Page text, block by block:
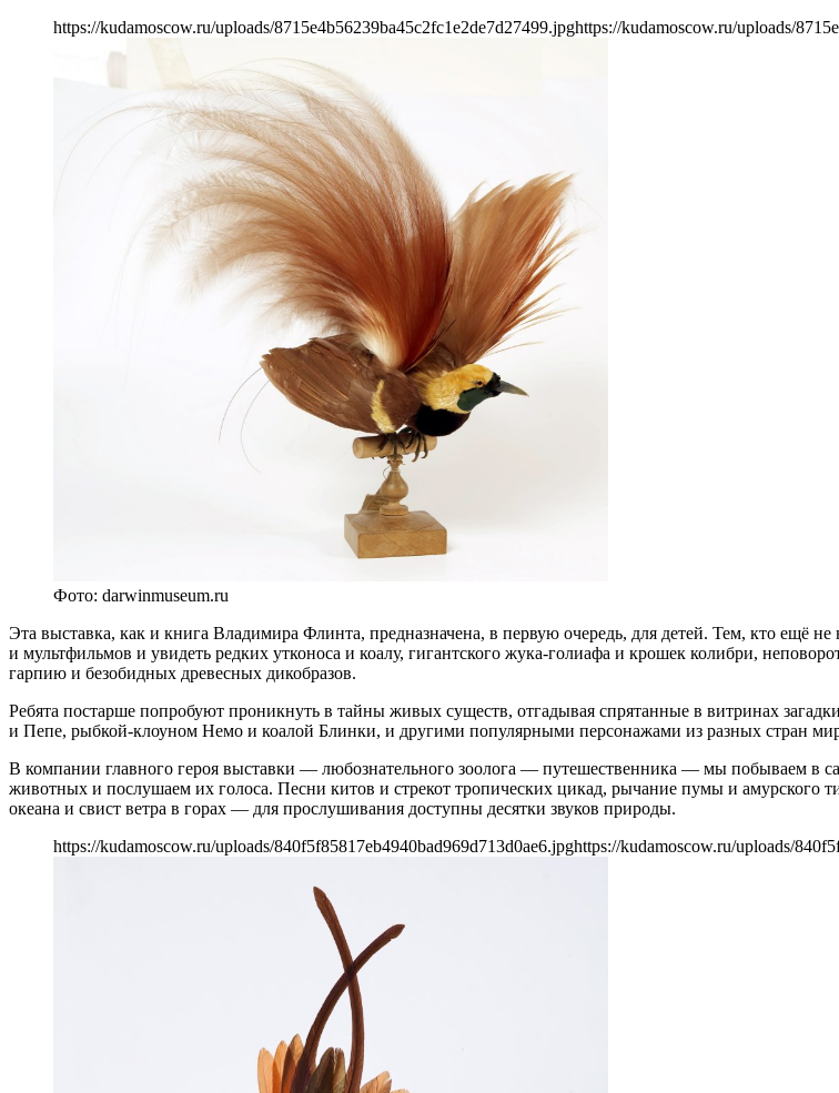
https://kudamoscow.ru/uploads/8715e4b56239ba45c2fc1e2de7d27499.jpghttps://kudamoscow.ru/uploads/
Фото: darwinmuseum.ru
Эта выставка, как и книга Владимира Флинта, предназначена, в первую очередь, для детей. Тем, кто ещё
и мультфильмов и увидеть редких утконоса и коалу, гигантского жука-голиафа и крошек колибри,
гарпию и безобидных древесных дикобразов.
Ребята постарше попробуют проникнуть в тайны живых существ, отгадывая спрятанные в витринах
и Пепе, рыбкой-клоуном Немо и коалой Блинки, и другими популярными персонажами из разных стран
В компании главного героя выставки — любознательного зоолога — путешественника — мы побываем в
животных и послушаем их голоса. Песни китов и стрекот тропических цикад, рычание пумы и амурского
океана и свист ветра в горах — для прослушивания доступны десятки звуков природы.
https://kudamoscow.ru/uploads/840f5f85817eb4940bad969d713d0ae6.jpghttps://kudamoscow.ru/uploads/